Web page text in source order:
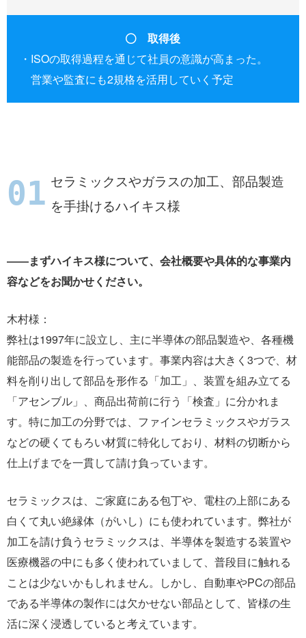
取得後
ISOの取得過程を通じて社員の意識が高まった。
営業や監査にも2規格を活用していく予定
セラミックスやガラスの加工、部品製造
を手掛けるハイキス様
――まずハイキス様について、会社概要や具体的な事業内
容などをお聞かせください。
木村様：
弊社は1997年に設立し、主に半導体の部品製造や、各種機
能部品の製造を行っています。事業内容は大きく3つで、材
料を削り出して部品を形作る「加工」、装置を組み立てる
「アセンブル」、商品出荷前に行う「検査」に分かれま
す。特に加工の分野では、ファインセラミックスやガラス
などの硬くてもろい材質に特化しており、材料の切断から
仕上げまでを一貫して請け負っています。
セラミックスは、ご家庭にある包丁や、電柱の上部にある
白くて丸い絶縁体（がいし）にも使われています。弊社が
加工を請け負うセラミックスは、半導体を製造する装置や
医療機器の中にも多く使われていまして、普段目に触れる
ことは少ないかもしれません。しかし、自動車やPCの部品
である半導体の製作には欠かせない部品として、皆様の生
活に深く浸透していると考えています。